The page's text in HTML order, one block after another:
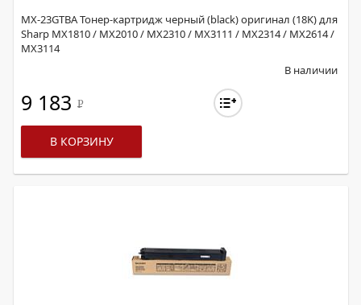
MX-23GTBA Тонер-картридж черный (black) оригинал (18K) для
Sharp MX1810 / MX2010 / MX2310 / MX3111 / MX2314 / MX2614 /
MX3114
В наличии
9 183 Р
В КОРЗИНУ